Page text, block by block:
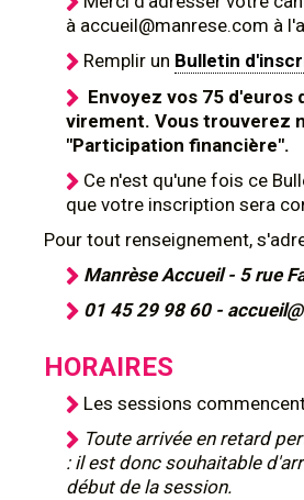
à accueil@manrese.com à
Remplir un Bulletin
Envoyez vos 75 d'euros
virement. Vous trouverez
"Participation financière".
Ce n'est qu'une fois ce
que votre inscription sera
Pour tout renseignement,
Manrèse Accueil - 5 rue
01 45 29 98 60 -
HORAIRES
Les sessions
Toute arrivée en retard
: il est donc souhaitable
début de la session.